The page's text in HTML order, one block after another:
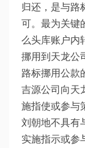
归还，是与路
可。最为关键
么头库账户内
挪用到天龙公
路标挪用公款
吉源公司向天
施指使或参与
刘朝地不具有
实施指示或参